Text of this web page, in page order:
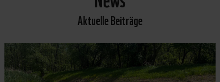
Aktuelle Beiträge